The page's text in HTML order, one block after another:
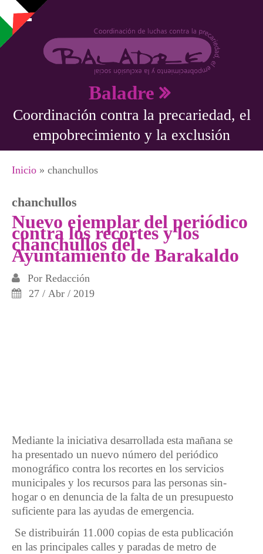
Pasar al contenido principal
Baladre
Coordinación contra la precariedad, el
empobrecimiento y la exclusión
Se encuentra usted aquí
Inicio » chanchullos
chanchullos
Nuevo ejemplar del periódico
contra los recortes y los
chanchullos del
Ayuntamiento de Barakaldo
Por Redacción
27 / Abr / 2019
Mediante la iniciativa desarrollada esta mañana se
ha presentado un nuevo número del periódico
monográfico contra los recortes en los servicios
municipales y los recursos para las personas sin-
hogar o en denuncia de la falta de un presupuesto
suficiente para las ayudas de emergencia.
Se distribuirán 11.000 copias de esta publicación
en las principales calles y paradas de metro de